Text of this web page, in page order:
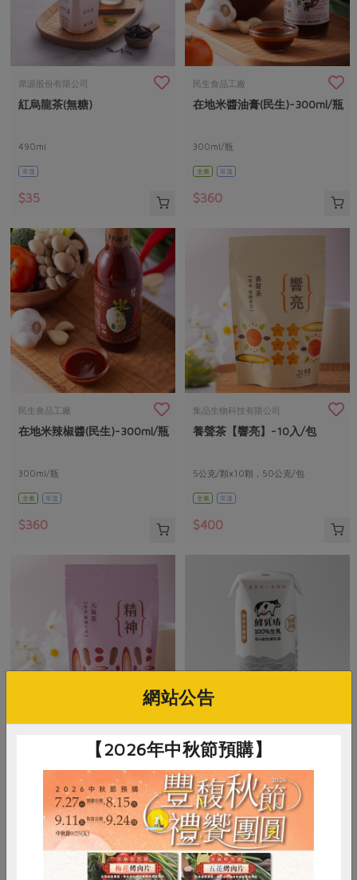
席源股份有限公司
紅烏龍茶(無糖)
490ml
常溫
$35
民生食品工廠
在地米醬油膏(民生)-300ml/瓶
300ml/瓶
全素 常溫
$360
民生食品工廠
在地米辣椒醬(民生)-300ml/瓶
300ml/瓶
全素 常溫
$360
集品生物科技有限公司
養聲茶【響亮】-10入/包
5公克/顆x10顆，50公克/包
全素 常溫
$400
元氣茶【精神】-10入/包
5公克/顆x10顆，50公克/包
常溫
$480
鮮乳坊100%生乳保久乳
200毫升/瓶
奶素 常溫
$38
網站公告
【2026年中秋節預購】